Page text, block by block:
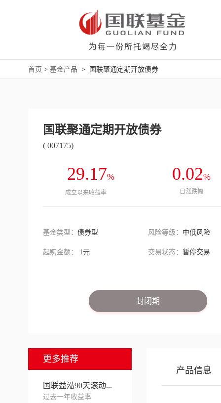
为每一份所托竭尽全力
首页 > 基金产品 > 国联聚通定期开放债券
国联聚通定期开放债券
( 007175)
29.17%
成立以来收益率
0.02%
日涨跌幅
基金类型： 债券型 风险等级： 中低风险
起购金额： 1元 交易状态： 暂停交易
封闭期
更多推荐
国联益泓90天滚动...
过去一年收益率
产品信息